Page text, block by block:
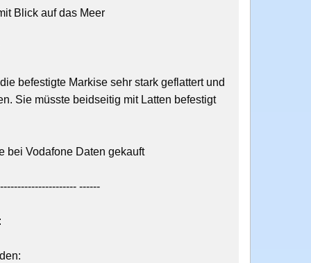
Blick auf das Meer
befestigte Markise sehr stark geflattert und
Sie müsste beidseitig mit Latten befestigt
bei Vodafone Daten gekauft
------